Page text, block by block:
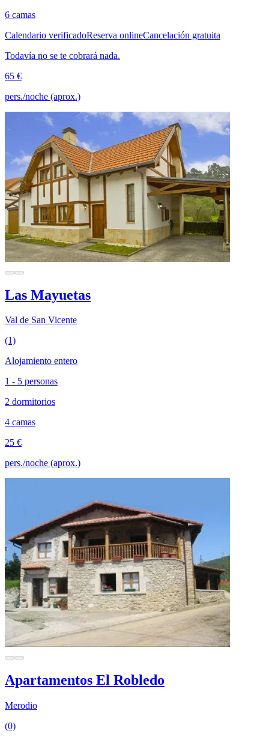
6 camas
Calendario verificadoReserva onlineCancelación gratuita
Todavía no se te cobrará nada.
65 €
pers./noche (aprox.)
Las Mayuetas
Val de San Vicente
(1)
Alojamiento entero
1 - 5 personas
2 dormitorios
4 camas
25 €
pers./noche (aprox.)
Apartamentos El Robledo
Merodio
(0)